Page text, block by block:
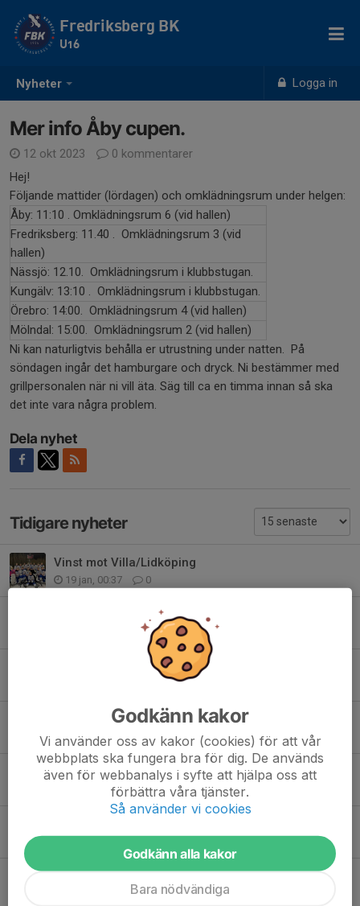
Nyheter Logga in
Fredriksberg BK
U16
Mer info Åby cupen.
12 okt 2023
0 kommentarer
Hej!
Följande mattider (lördagen) och omklädningsrum under helgen:
Åby: 11:10 . Omklädningsrum 6 (vid hallen)
Fredriksberg: 11.40 . Omklädningsrum 3 (vid
hallen)
Nässjö: 12.10. Omklädningsrum i klubbstugan.
Kungälv: 13:10 . Omklädningsrum i klubbstugan.
Örebro: 14:00. Omklädningsrum 4 (vid hallen)
Mölndal: 15:00. Omklädningsrum 2 (vid hallen)
Ni kan naturligtvis behålla er utrustning under natten. På
söndagen ingår det hamburgare och dryck. Ni bestämmer med
grillpersonalen när ni vill äta. Säg till ca en timma innan så ska
det inte vara några problem.
Dela nyhet
Tidigare nyheter
Vinst mot Villa/Lidköping
19 jan, 00:37 0
0
Mästarcupen Mölndal
19 jan 2025 0
Träningen inställd 1/1
1 jan 2025 0
Träningsläger Vetlanda.
0
Godkänn kakor
Vi använder oss av kakor (cookies) för att vår
webbplats ska fungera bra för dig. De används
även för webbanalys i syfte att hjälpa oss att
förbättra våra tjänster.
Så använder vi cookies
Godkänn alla kakor
Bara nödvändiga